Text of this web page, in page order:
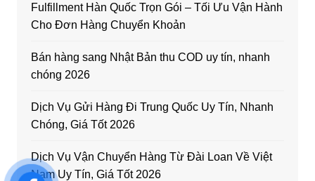
Fulfillment Hàn Quốc Trọn Gói – Tối Ưu Vận Hành
Cho Đơn Hàng Chuyển Khoản
Bán hàng sang Nhật Bản thu COD uy tín, nhanh
chóng 2026
Dịch Vụ Gửi Hàng Đi Trung Quốc Uy Tín, Nhanh
Chóng, Giá Tốt 2026
Dịch Vụ Vận Chuyển Hàng Từ Đài Loan Về Việt
Nam Uy Tín, Giá Tốt 2026